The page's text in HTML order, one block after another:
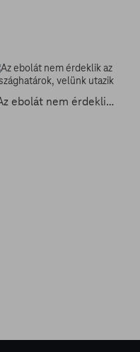
Az ebolát nem érdeklik az országhatárok, velünk utazik